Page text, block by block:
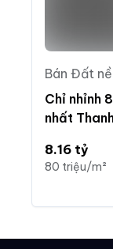
Bán Đất
Chỉ nhỉnh
nhất
8.16 tỷ
80 triệu/m²